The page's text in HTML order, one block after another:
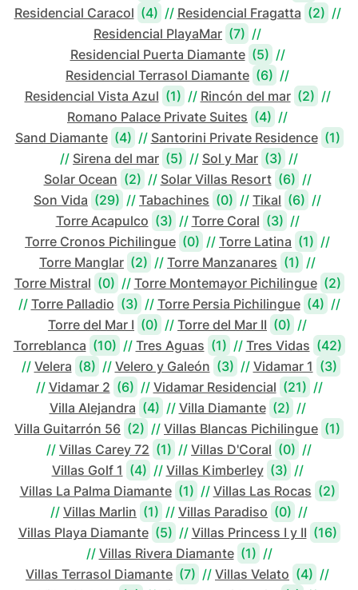
Residencial Caracol (4) // Residencial Fragatta (2) //
Residencial PlayaMar (7) //
Residencial Puerta Diamante (5) //
Residencial Terrasol Diamante (6) //
Residencial Vista Azul (1) // Rincón del mar (2) //
Romano Palace Private Suites (4) //
Sand Diamante (4) // Santorini Private Residence (1)
// Sirena del mar (5) // Sol y Mar (3) //
Solar Ocean (2) // Solar Villas Resort (6) //
Son Vida (29) // Tabachines (0) // Tikal (6) //
Torre Acapulco (3) // Torre Coral (3) //
Torre Cronos Pichilingue (0) // Torre Latina (1) //
Torre Manglar (2) // Torre Manzanares (1) //
Torre Mistral (0) // Torre Montemayor Pichilingue (2)
// Torre Palladio (3) // Torre Persia Pichilingue (4) //
Torre del Mar I (0) // Torre del Mar II (0) //
Torreblanca (10) // Tres Aguas (1) // Tres Vidas (42)
// Velera (8) // Velero y Galeón (3) // Vidamar 1 (3)
// Vidamar 2 (6) // Vidamar Residencial (21) //
Villa Alejandra (4) // Villa Diamante (2) //
Villa Guitarrón 56 (2) // Villas Blancas Pichilingue (1)
// Villas Carey 72 (1) // Villas D'Coral (0) //
Villas Golf 1 (4) // Villas Kimberley (3) //
Villas La Palma Diamante (1) // Villas Las Rocas (2)
// Villas Marlin (1) // Villas Paradiso (0) //
Villas Playa Diamante (5) // Villas Princess I y II (16)
// Villas Rivera Diamante (1) //
Villas Terrasol Diamante (7) // Villas Velato (4) //